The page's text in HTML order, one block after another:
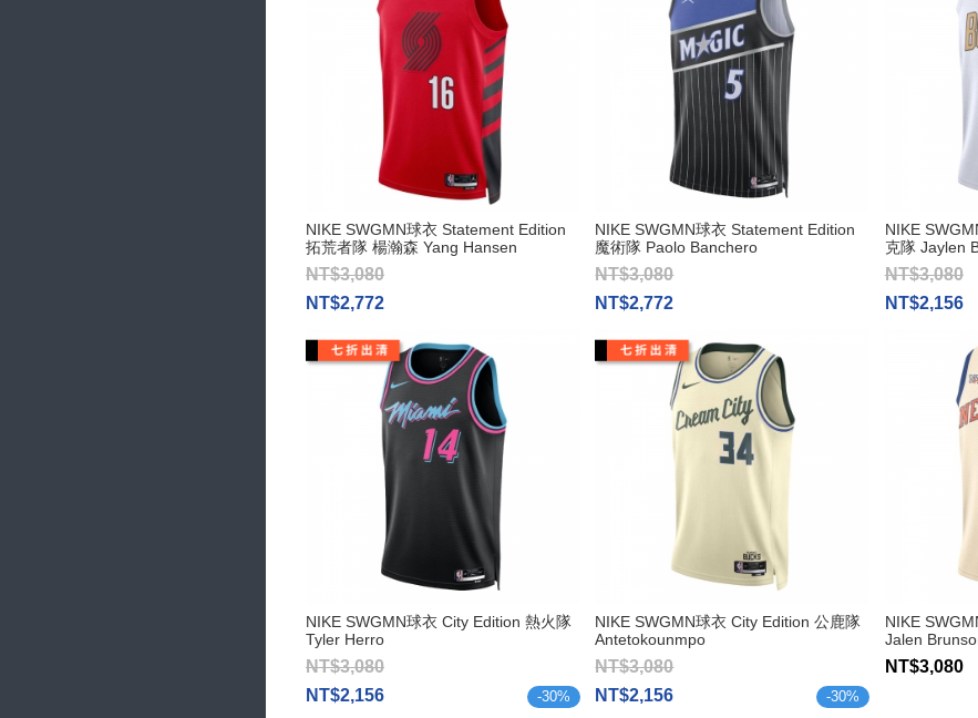
NIKE SWGMN球衣 Statement Edition
拓荒者隊 楊瀚森 Yang Hansen
NT$3,080
NT$2,772
NIKE SWGMN球衣 Statement Edition
魔術隊 Paolo Banchero
NT$3,080
NT$2,772
NIKE
克隊 Jaylen
NT$3,080
NT$2,156
NIKE SWGMN球衣 City Edition 熱火隊
Tyler Herro
NT$3,080
NT$2,156
-30%
NIKE SWGMN球衣 City Edition 公鹿隊
Antetokounmpo
NT$3,080
NT$2,156
-30%
NIKE
Jalen
NT$3,080